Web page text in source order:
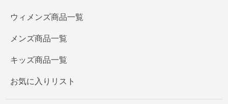
ウィメンズ商品一覧
メンズ商品一覧
キッズ商品一覧
お気に入りリスト